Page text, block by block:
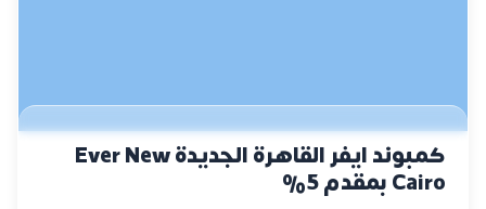
كمبوند ايفر القاهرة الجديدة Ever New
Cairo بمقدم 5%